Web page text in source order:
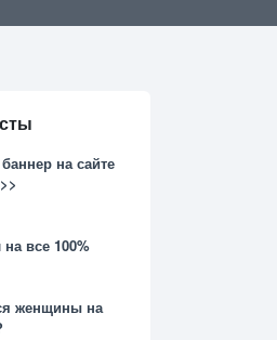
на сайте
все 100%
женщины на